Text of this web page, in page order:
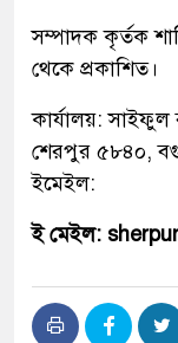
সম্পাদক কৃর্তক
থেকে প্রকাশিত।
কার্যালয়: সাইফুল
শেরপুর ৫৮৪০,
ইমেইল:
ই মেইল: